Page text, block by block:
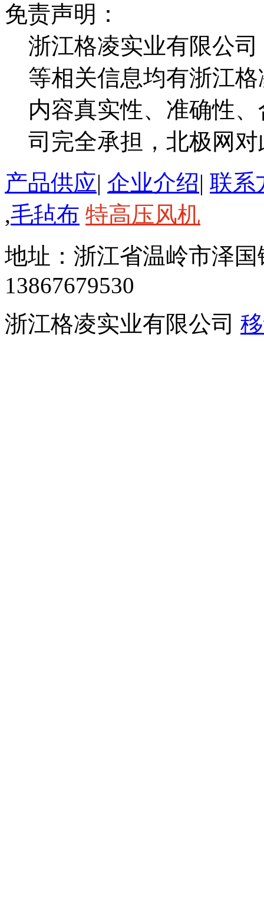
免责声明：
浙江格凌实业有限公司
等相关信息均有浙江
内容真实性、准确性
司完全承担，北极网
产品供应| 企业介绍| 联系
,毛毡布 特高压风机
地址：浙江省温岭市泽
13867679530
浙江格凌实业有限公司